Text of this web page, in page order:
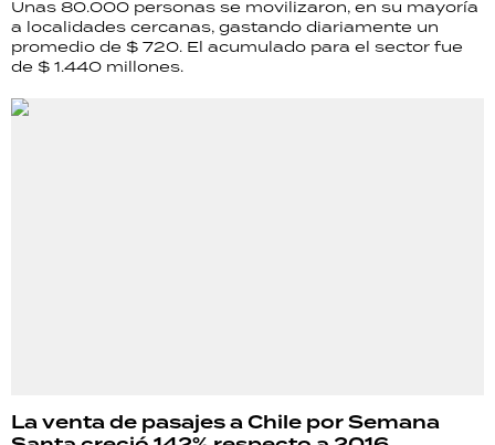
Unas 80.000 personas se movilizaron, en su mayoría
a localidades cercanas, gastando diariamente un
promedio de $ 720. El acumulado para el sector fue
de $ 1.440 millones.
La venta de pasajes a Chile por Semana